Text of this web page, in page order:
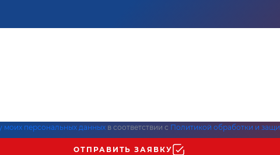
моих персональных данных в соответствии с Политикой обработки и
ОТПРАВИТЬ ЗАЯВКУ